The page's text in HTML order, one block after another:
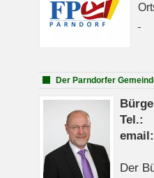
Der Parndorfer
Der